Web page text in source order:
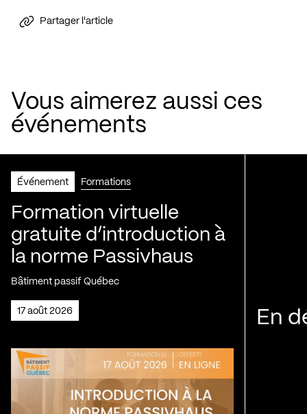
Partager l'article
Vous aimerez aussi ces
événements
Événement Formations
Formation virtuelle
gratuite d’introduction à
la norme Passivhaus
Bâtiment passif Québec
17 août 2026 En